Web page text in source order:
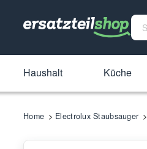
Haushalt Küche
Home Electrolux Staubsauger